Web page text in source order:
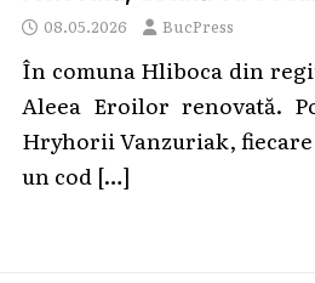
08.05.2026 BucPress
În comuna Hliboca din
Aleea Eroilor renovată.
Hryhorii Vanzuriak, fiecare
un cod […]